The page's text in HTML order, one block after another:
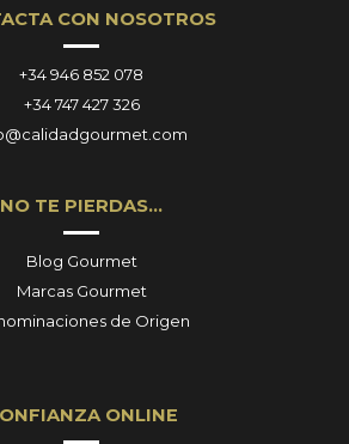
CON NOSOTROS
+34 946 852 078
+34 747 427 326
NO TE PIERDAS…
Blog Gourmet
Marcas Gourmet
de Origen
ONLINE